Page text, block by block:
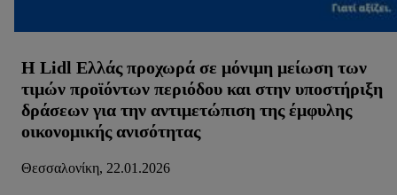
Η Lidl Ελλάς προχωρά σε μόνιμη μείωση των
τιμών προϊόντων περιόδου και στην υποστήριξη
δράσεων για την αντιμετώπιση της έμφυλης
οικονομικής ανισότητας
Θεσσαλονίκη, 22.01.2026
ανακαλέσετε τη συγκατάθεσή σας ανά πάσα στιγμή με ισχύ
μας. Μπορείτε να βρείτε τα νομικά στοιχεία της εταιρείας μας
εδώ.